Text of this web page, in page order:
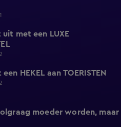
met een LUXE
HEKEL aan TOERISTEN
moeder worden, maar